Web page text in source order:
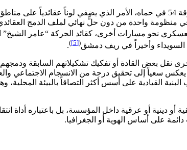
من جهة أخرى، تسجل حركة أحرار الشام حضوراً انتقائياً لكنه مؤثر في وحداتٍ بعينها مثل الفرقة 40 في درعا والفرقة
في منظومة واحدة من دون حلٍّ نهائي لملف الدمج
نحو مسارات أخرى، كقائد الحركة “عامر
السويداء وأخيراً في ريف دمشق(
[5]
)
.
نقل بعض القادة أو تفكيك تشكيلاتهم السابقة
سعياً إلى تحقيق درجة من الانسجام الاجتماعي
القيادية على أسس أكثر التصاقاً بالبيئة المحلية،
دينية أو عرقية داخل المؤسسة، بل باعتباره أداة
على أساس الهوية أو الجغرافيا.